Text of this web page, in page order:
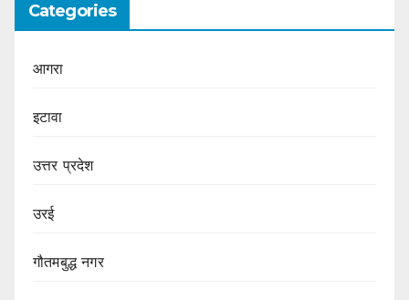
Categories
आगरा
इटावा
उत्तर प्रदेश
उरई
गौतमबुद्ध नगर